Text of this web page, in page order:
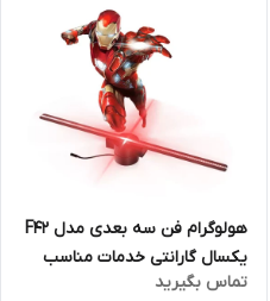
هولوگرام فن سه بعدی مدل F42
یکسال گارانتی خدمات مناسب
برای رستوران و کافی شاپ و مراکز
تماس بگیرید